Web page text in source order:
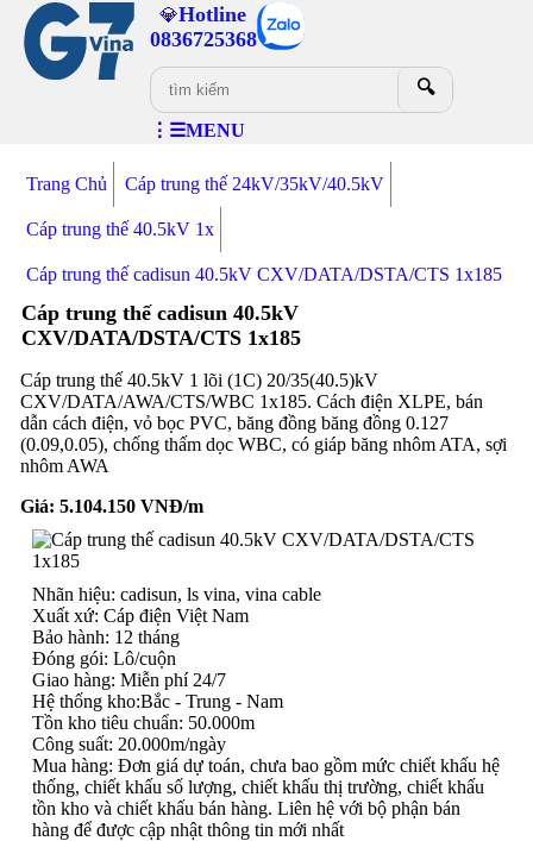
💎Hotline
0836725368
🔍
⋮☰MENU
Trang Chủ Cáp trung thế 24kV/35kV/40.5kV
Cáp trung thế 40.5kV 1x
Cáp trung thế cadisun 40.5kV CXV/DATA/DSTA/CTS 1x185
Cáp trung thế cadisun 40.5kV
CXV/DATA/DSTA/CTS 1x185
Cáp trung thế 40.5kV 1 lõi (1C) 20/35(40.5)kV
CXV/DATA/AWA/CTS/WBC 1x185. Cách điện XLPE, bán
dẫn cách điện, vỏ bọc PVC, băng đồng băng đồng 0.127
(0.09,0.05), chống thấm dọc WBC, có giáp băng nhôm ATA, sợi
nhôm AWA
Giá: 5.104.150VNĐ/m
Nhãn hiệu: cadisun, ls vina, vina cable
Xuất xứ: Cáp điện Việt Nam
Bảo hành: 12 tháng
Đóng gói: Lô/cuộn
Giao hàng: Miễn phí 24/7
Hệ thống kho:Bắc - Trung - Nam
Tồn kho tiêu chuẩn: 50.000m
Công suất: 20.000m/ngày
Mua hàng: Đơn giá dự toán, chưa bao gồm mức chiết khấu hệ
thống, chiết khấu số lượng, chiết khấu thị trường, chiết khấu
tồn kho và chiết khấu bán hàng. Liên hệ với bộ phận bán
hàng để được cập nhật thông tin mới nhất